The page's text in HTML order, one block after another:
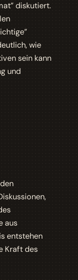
diskutiert.
wie
sein kann
und
aus
entstehen
Kraft des